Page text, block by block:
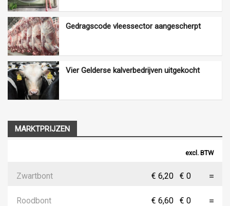
Gedragscode vleessector aangescherpt
Vier Gelderse kalverbedrijven uitgekocht
MARKTPRIJZEN
excl. BTW
Zwartbont € 6,20 € 0
Roodbont € 6,60 € 0